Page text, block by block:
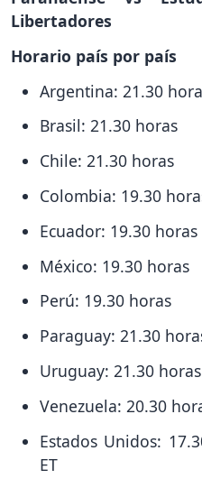
Libertadores
Horario país por país
Argentina: 21.30
Brasil: 21.30 horas
Chile: 21.30 horas
Colombia: 19.30
Ecuador: 19.30 horas
México: 19.30 horas
Perú: 19.30 horas
Paraguay: 21.30
Uruguay: 21.30 horas
Venezuela: 20.30
Estados Unidos:
ET